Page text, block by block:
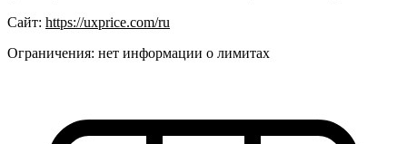
Сайт: https://uxprice.com/ru
Ограничения: нет информации о лимитах